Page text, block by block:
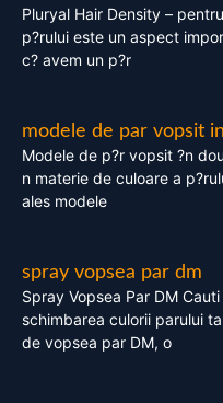
Pluryal Hair Density –
p?rului este un aspect
c? avem un p?r
modele de par vopsit
Modele de p?r vopsit ?n
n materie de culoare a
ales modele
spray vopsea par dm
Spray Vopsea Par DM
schimbarea culorii parului
de vopsea par DM, o